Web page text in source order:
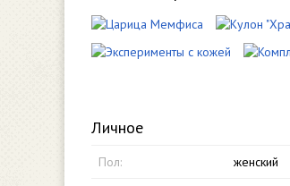
Личное
Пол: женский